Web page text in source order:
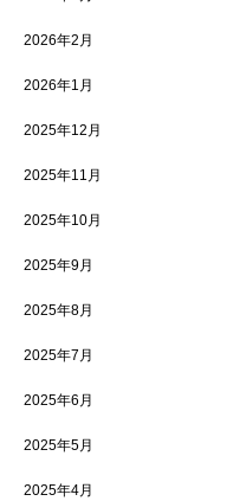
2026年2月
2026年1月
2025年12月
2025年11月
2025年10月
2025年9月
2025年8月
2025年7月
2025年6月
2025年5月
2025年4月